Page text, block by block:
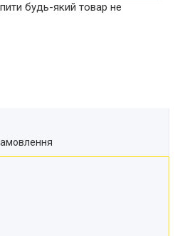
будь-який товар не